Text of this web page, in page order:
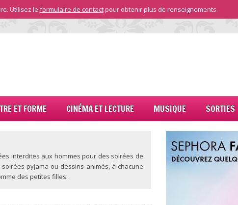
Utilisez le formulaire de contactpour obtenir plus de renseignements.
ET FORME CINÉMA ET LECTURE MUSIQUE SORTIES
interdites aux hommes pour des soirées de
pyjama ou dessins animés, à chacune
des petites filles.